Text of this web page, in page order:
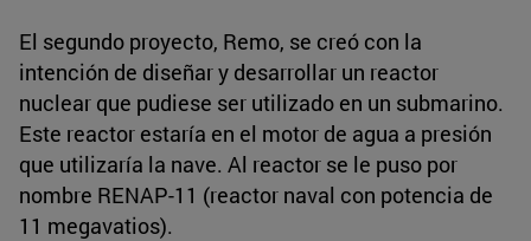
El segundo proyecto, Remo, se creó con la
intención de diseñar y desarrollar un reactor
nuclear que pudiese ser utilizado en un submarino.
Este reactor estaría en el motor de agua a presión
que utilizaría la nave. Al reactor se le puso por
nombre RENAP-11 (reactor naval con potencia de
11 megavatios).